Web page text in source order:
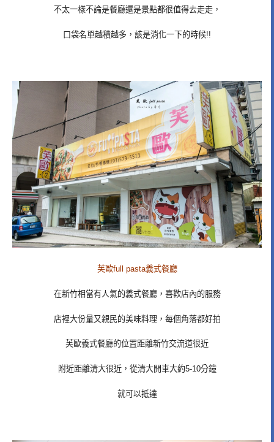
不太一樣不論是餐廳還是景點都很值得去走走，
口袋名單越積越多，該是消化一下的時候!!
芙歐full pasta義式餐廳
在新竹相當有人氣的義式餐廳，喜歡店內的服務
店裡大份量又親民的美味料理，每個角落都好拍
芙歐義式餐廳的位置距離新竹交流道很近
附近距離清大很近，從清大開車大約5-10分鐘
就可以抵達